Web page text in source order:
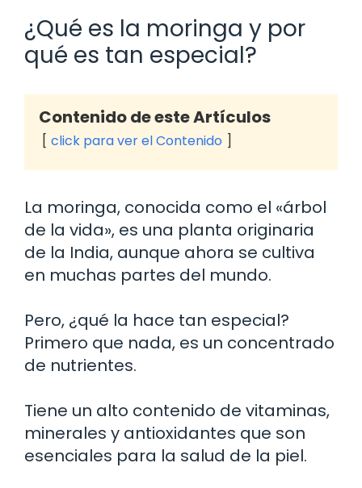
¿Qué es la moringa y por
qué es tan especial?
Contenido de este Artículos
click para ver el Contenido
La moringa, conocida como el «árbol
de la vida», es una planta originaria
de la India, aunque ahora se cultiva
en muchas partes del mundo.
Pero, ¿qué la hace tan especial?
Primero que nada, es un concentrado
de nutrientes.
Tiene un alto contenido de vitaminas,
minerales y antioxidantes que son
esenciales para la salud de la piel.